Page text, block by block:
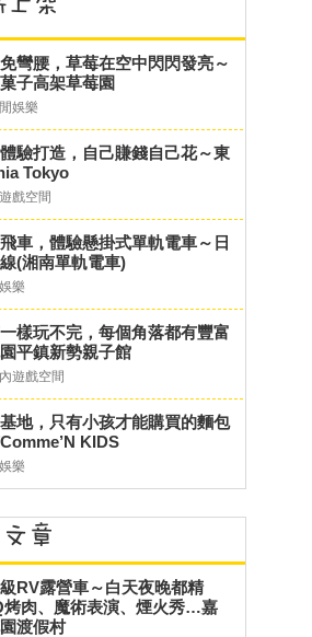
彎腰，草莓在空中閃閃發亮～
子高架草莓園
娛樂
驗打造，自己賺錢自己花～東
Tokyo
戲空間
車，體驗懸掛式單軌電車～日
(湘南單軌電車)
樂
樣玩不完，每個角落都有豐富
平鎮新勢親子館
遊戲空間
地，只有小孩才能購買的麵包
KIDS
樂
RV露營車～白天夜晚都精
肉、魔術表演、煙火秀…嘉
渡假村